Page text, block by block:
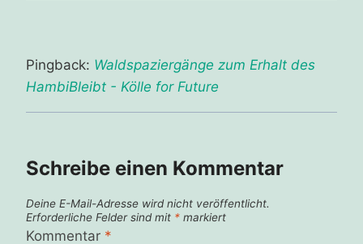
Pingback: Waldspaziergänge zum Erhalt des
HambiBleibt - Kölle for Future
Schreibe einen Kommentar
Deine E-Mail-Adresse wird nicht veröffentlicht.
Erforderliche Felder sind mit * markiert
Kommentar *